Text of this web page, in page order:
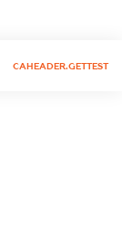
CAHEADER.GETTEST